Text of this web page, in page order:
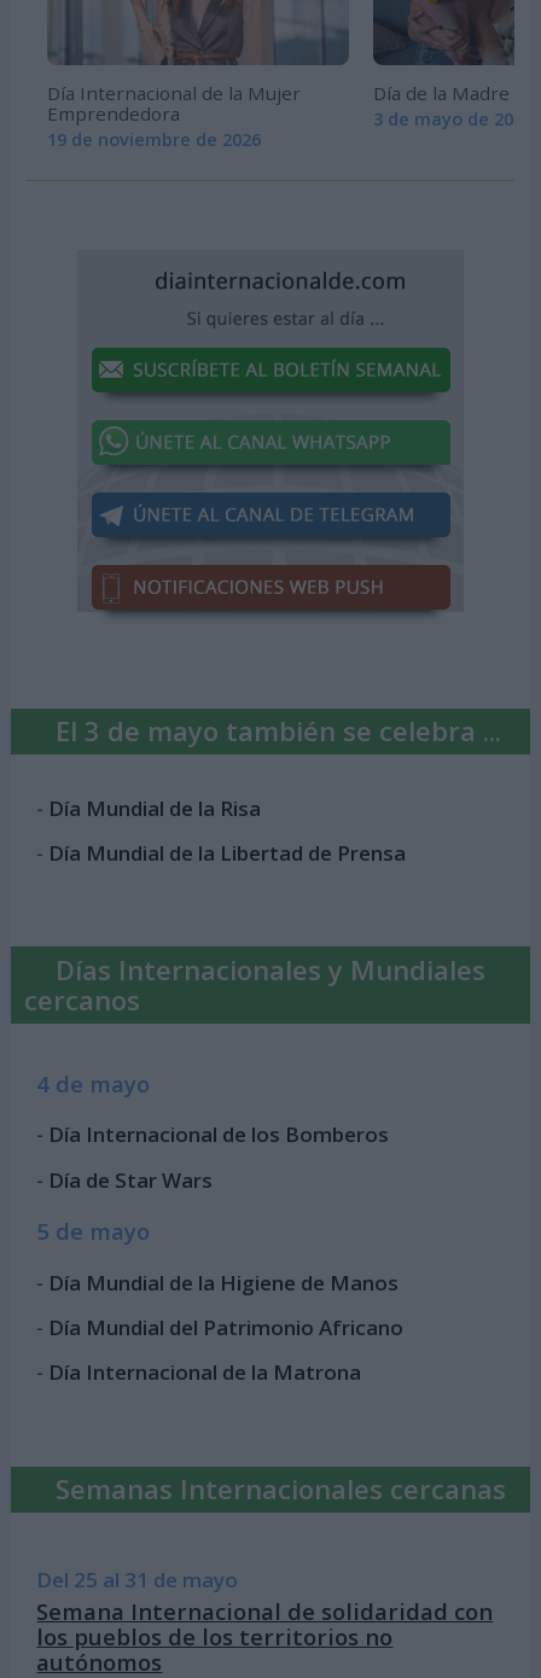
Día Internacional de la Mujer
Emprendedora
19 de noviembre de 2026
Día de la Madre
3 de mayo de 2026
El 3 de mayo también se celebra ...
- Día Mundial de la Risa
- Día Mundial de la Libertad de Prensa
Días Internacionales y Mundiales
cercanos
4 de mayo
- Día Internacional de los Bomberos
- Día de Star Wars
5 de mayo
- Día Mundial de la Higiene de Manos
- Día Mundial del Patrimonio Africano
- Día Internacional de la Matrona
Semanas Internacionales cercanas
Del 25 al 31 de mayo
Semana Internacional de solidaridad con
los pueblos de los territorios no
autónomos